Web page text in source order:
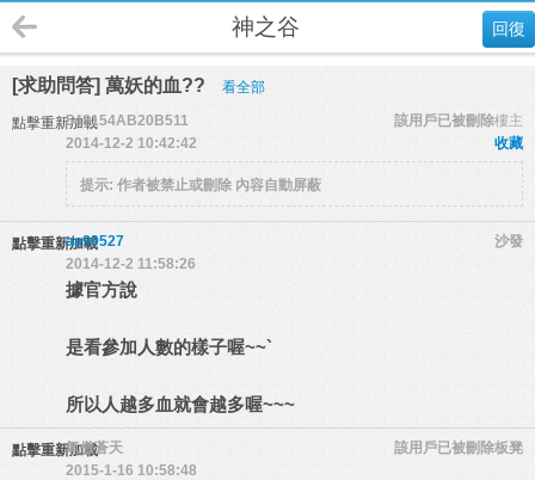
回復
神之谷
[求助問答] 萬妖的血?? 看全部
點擊重新加載 樓主
548154AB20B511
該用戶已被刪除
收藏
2014-12-2 10:42:42
提示: 作者被禁止或刪除 內容自動屏蔽
點擊重新加載 沙發
aa99527
2014-12-2 11:58:26
據官方說
是看參加人數的樣子喔~~`
所以人越多血就會越多喔~~~
點擊重新加載 板凳
氣傲蒼天
該用戶已被刪除
2015-1-16 10:58:48